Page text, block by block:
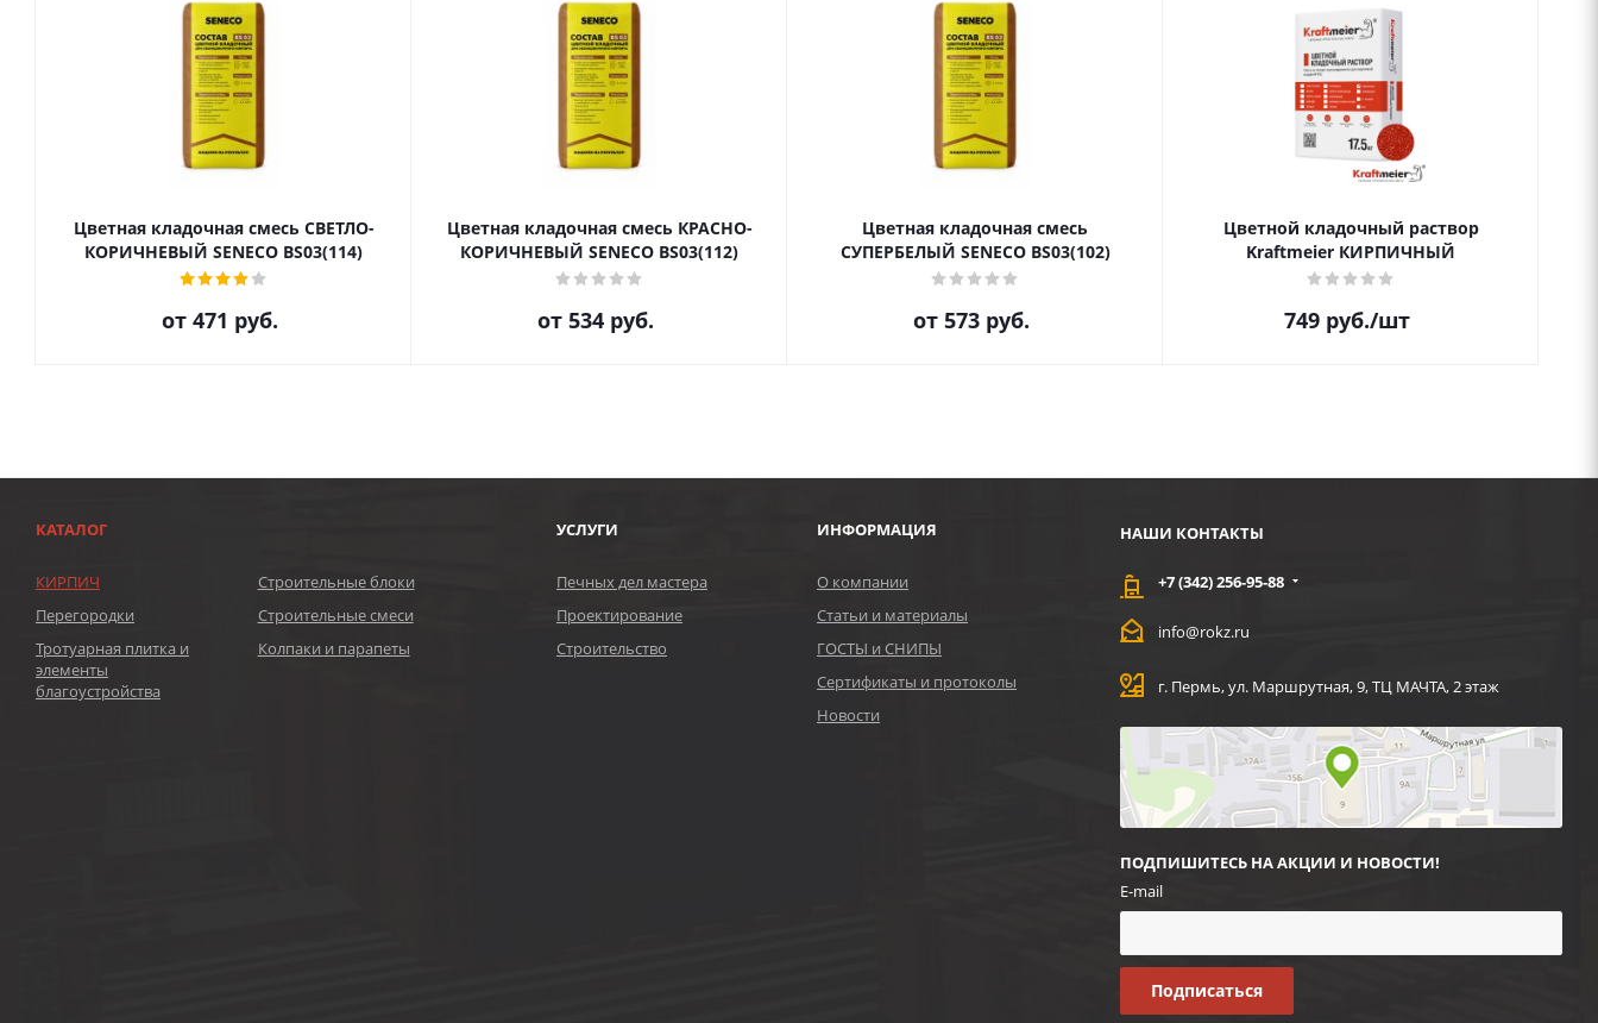
Цветная кладочная смесь СВЕТЛО-
КОРИЧНЕВЫЙ SENECO BS03(114)
от 471 руб.
Цветная кладочная смесь КРАСНО-
КОРИЧНЕВЫЙ SENECO BS03(112)
от 534 руб.
Цветная кладочная смесь
СУПЕРБЕЛЫЙ SENECO BS03(102)
от 573 руб.
Цветной кладочный раствор
Kraftmeier КИРПИЧНЫЙ
749руб./шт
КАТАЛОГ
КИРПИЧ
Строительные блоки
Перегородки
Строительные смеси
Тротуарная плитка и
элементы
благоустройства
Колпаки и парапеты
УСЛУГИ
Печных дел мастера
Проектирование
Строительство
ИНФОРМАЦИЯ
О компании
Статьи и материалы
ГОСТЫ и СНИПЫ
Сертификаты и протоколы
Новости
НАШИ КОНТАКТЫ
+7 (342) 256-95-88
info@rokz.ru
г. Пермь, ул. Маршрутная, 9, ТЦ МАЧТА, 2 этаж
ПОДПИШИТЕСЬ НА АКЦИИ И НОВОСТИ!
E-mail